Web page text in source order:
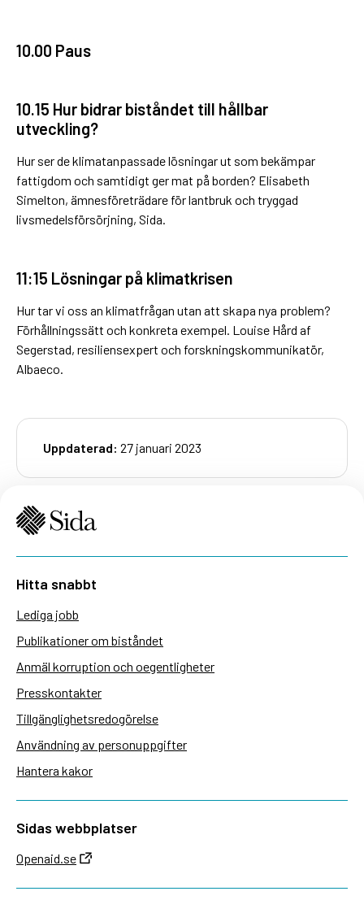
10.00 Paus
10.15 Hur bidrar biståndet till hållbar
utveckling?
Hur ser de klimatanpassade lösningar ut som bekämpar
fattigdom och samtidigt ger mat på borden? Elisabeth
Simelton, ämnesföreträdare för lantbruk och tryggad
livsmedelsförsörjning, Sida.
11:15 Lösningar på klimatkrisen
Hur tar vi oss an klimatfrågan utan att skapa nya problem?
Förhållningssätt och konkreta exempel. Louise Hård af
Segerstad, resiliensexpert och forskningskommunikatör,
Albaeco.
Uppdaterad: 27 januari 2023
Hitta snabbt
Lediga jobb
Publikationer om biståndet
Anmäl korruption och oegentligheter
Presskontakter
Tillgänglighetsredogörelse
Användning av personuppgifter
Hantera kakor
Sidas webbplatser
Openaid.se